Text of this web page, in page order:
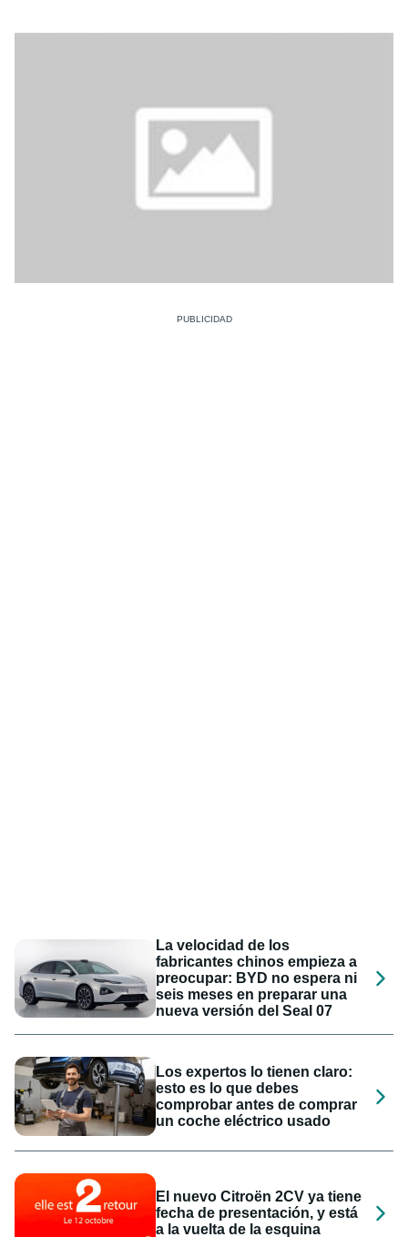
La velocidad de los
fabricantes chinos empieza a
preocupar: BYD no espera ni
seis meses en preparar una
nueva versión del Seal 07
Los expertos lo tienen claro:
esto es lo que debes
comprobar antes de comprar
un coche eléctrico usado
El nuevo Citroën 2CV ya tiene
fecha de presentación, y está
a la vuelta de la esquina